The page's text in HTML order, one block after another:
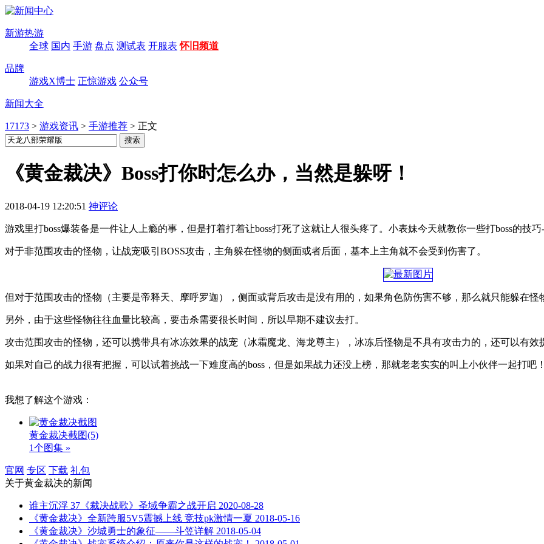
新游热游
全球 国内 手游 盘点 测试表 开服表 怀旧频道
品牌
游戏X博士 正惊游戏 公众号
新闻大全
17173 > 游戏资讯 > 手游推荐 > 正文
《黄金裁决》Boss打你时怎么办，当然是躲呀！
2018-04-19 12:20:51 神评论
游戏里打boss爆装备是一件让人上瘾的事，但是打着打着让boss打死了这就让人很头疼了。小表妹今天就教你一些打boss的技巧
对于非范围攻击的怪物，让战宠吸引BOSS攻击，主角躲在怪物的侧面或者后面，基本上主角就不会受到伤害了。
但对于范围攻击的怪物（主要是帝释天、摩呼罗迦），侧面或背后攻击是没有用的，如果角色防伤害不够，那么就只能躲在怪
另外，由于这些怪物往往血量比较高，要击杀需要很长时间，所以早期不建议去打。
攻击范围攻击的怪物，还可以携带具有冰冻效果的战宠（冰霜魔龙、海龙尊主），冰冻后怪物是不具有攻击力的，还可以有效
如果对自己的战力很有把握，可以试着挑战一下难度高的boss，但是如果战力还没上榜，那就老老实实的叫上小伙伴一起打吧！
我想了解这个游戏：
黄金裁决截图(5)
1个图集 »
官网 专区 下载 礼包
关于黄金裁决的新闻
谁主沉浮 37《裁决战歌》圣域争霸之战开启 2020-08-28
《黄金裁决》全新跨服5V5震撼上线 竞技pk激情一夏 2018-05-16
《黄金裁决》沙城勇士的象征——斗笠详解 2018-05-04